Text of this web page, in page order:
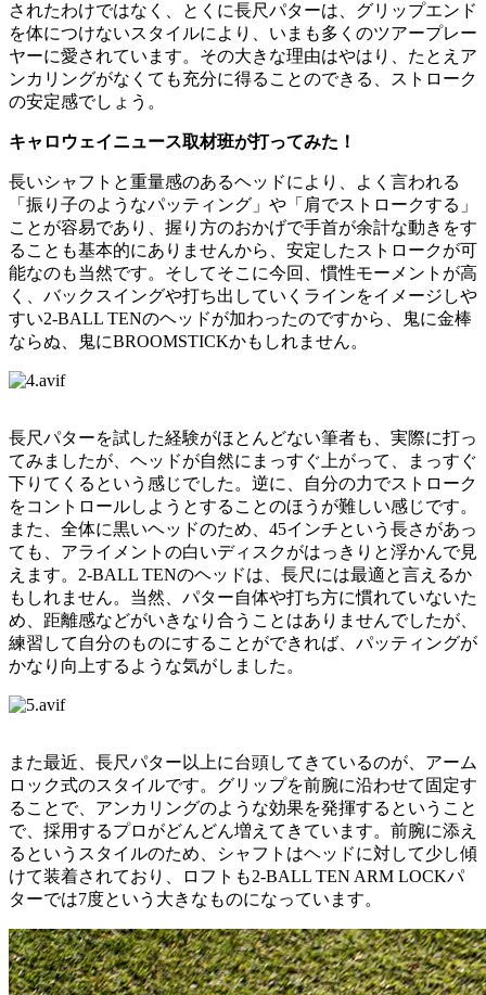
されたわけではなく、とくに長尺パターは、グリップエンド
を体につけないスタイルにより、いまも多くのツアープレー
ヤーに愛されています。その大きな理由はやはり、たとえア
ンカリングがなくても充分に得ることのできる、ストローク
の安定感でしょう。
キャロウェイニュース取材班が打ってみた！
長いシャフトと重量感のあるヘッドにより、よく言われる
「振り子のようなパッティング」や「肩でストロークする」
ことが容易であり、握り方のおかげで手首が余計な動きをす
ることも基本的にありませんから、安定したストロークが可
能なのも当然です。そしてそこに今回、慣性モーメントが高
く、バックスイングや打ち出していくラインをイメージしや
すい2-BALL TENのヘッドが加わったのですから、鬼に金棒
ならぬ、鬼にBROOMSTICKかもしれません。
長尺パターを試した経験がほとんどない筆者も、実際に打っ
てみましたが、ヘッドが自然にまっすぐ上がって、まっすぐ
下りてくるという感じでした。逆に、自分の力でストローク
をコントロールしようとすることのほうが難しい感じです。
また、全体に黒いヘッドのため、45インチという長さがあっ
ても、アライメントの白いディスクがはっきりと浮かんで見
えます。2-BALL TENのヘッドは、長尺には最適と言えるか
もしれません。当然、パター自体や打ち方に慣れていないた
め、距離感などがいきなり合うことはありませんでしたが、
練習して自分のものにすることができれば、パッティングが
かなり向上するような気がしました。
また最近、長尺パター以上に台頭してきているのが、アーム
ロック式のスタイルです。グリップを前腕に沿わせて固定す
ることで、アンカリングのような効果を発揮するということ
で、採用するプロがどんどん増えてきています。前腕に添え
るというスタイルのため、シャフトはヘッドに対して少し傾
けて装着されており、ロフトも2-BALL TEN ARM LOCKパ
ターでは7度という大きなものになっています。